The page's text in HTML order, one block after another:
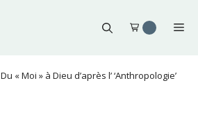
Du « Moi » à Dieu d’après l’ ‘Anthropologie’